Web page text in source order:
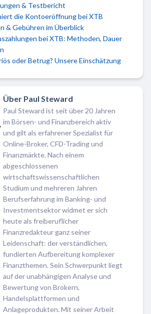
& Testbericht
die Kontoeröffnung bei XTB
& Gebühren im Überblick
bei XTB: Methoden, Dauer
oder Betrug? Unsere Einschätzung
Über Paul Steward
Paul Steward ist seit über 20 Jahren
im Börsen- und Finanzbereich aktiv
und gilt als erfahrener Spezialist für
Online-Broker, CFD-Trading und
Finanzmärkte. Nach einem
abgeschlossenen
wirtschaftswissenschaftlichen
Studium und mehreren Jahren
Berufserfahrung im Banking- und
Investmentsektor widmet er sich
heute als freiberuflicher
Finanzredakteur ganz seiner
Leidenschaft: der verständlichen,
fundierten Aufbereitung komplexer
Finanzthemen. Sein Schwerpunkt liegt
auf der unabhängigen Analyse und
Bewertung von Brokern,
Handelsplattformen und
Anlageprodukten. Mit seiner Arbeit